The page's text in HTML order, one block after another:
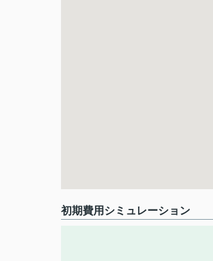
初期費用シミュレーション